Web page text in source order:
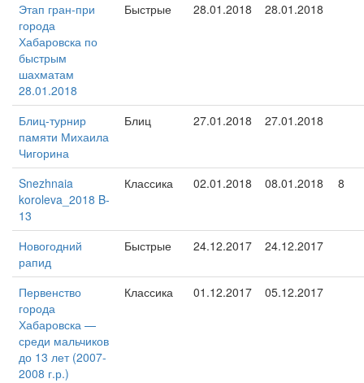
Этап гран-при
города
Хабаровска по
быстрым
шахматам
28.01.2018
Быстрые 28.01.2018 28.01.2018
Блиц-турнир
памяти Михаила
Чигорина
Блиц 27.01.2018 27.01.2018
Snezhnaia
koroleva_2018 B-
13
Классика 02.01.2018 08.01.2018 8
Новогодний
рапид
Быстрые 24.12.2017 24.12.2017
Первенство
города
Хабаровска —
среди мальчиков
до 13 лет (2007-
2008 г.р.)
Классика 01.12.2017 05.12.2017